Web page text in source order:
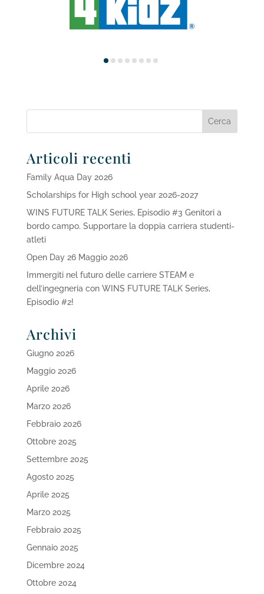
Articoli recenti
Family Aqua Day 2026
Scholarships for High school year 2026-2027
WINS FUTURE TALK Series, Episodio #3 Genitori a
bordo campo. Supportare la doppia carriera studenti-
atleti
Open Day 26 Maggio 2026
Immergiti nel futuro delle carriere STEAM e
dell’ingegneria con WINS FUTURE TALK Series,
Episodio #2!
Archivi
Giugno 2026
Maggio 2026
Aprile 2026
Marzo 2026
Febbraio 2026
Ottobre 2025
Settembre 2025
Agosto 2025
Aprile 2025
Marzo 2025
Febbraio 2025
Gennaio 2025
Dicembre 2024
Ottobre 2024